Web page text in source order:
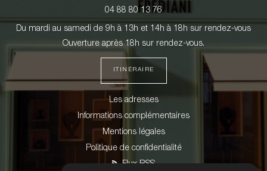
04 88 80 13 76
Du mardi au samedi de 9h à 13h et 14h à 18h sur rendez-vous
Ouverture après 18h sur rendez-vous.
ITINÉRAIRE
Les adresses
Informations complémentaires
Mentions légales
Politique de confidentialité
Flux RSS